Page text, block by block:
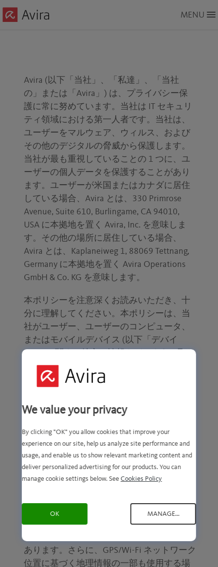
to
MENU
Avira (以下「当社」、「私達」、「当社
の」または「Avira」) は、プライバシー保
護に常に努めています。当社は IT セキュリ
ティ領域における第一人者です。当社は、
ユーザーをマルウェア、ウィルス、および
その他のデジタルの脅威から保護します。
当社が最も重視していることの 1 つに、ユ
ーザーの個人データを保護することがあり
ます。ユーザーが米国またはカナダに居住
している場合、Avira とは、330 Primrose
Avenue, Suite 610, Burlingame, CA 94010,
USA に本拠地を置く Avira, Inc. を意味しま
す。その他の場所に居住している場合、
Avira とは、Kaplaneiweg 1, 88069 Tettnang,
Germany に本拠地を置く Avira Operations
GmbH & Co. KG を意味します。
本ポリシーを注意深くお読みいただき、十
分に理解してください。本ポリシーは、当
社がユーザー、ユーザーのコンピュータ、
またはモバイルデバイス (以下「デバイ
ス」) に関する特定の情報をどのように取り
扱うかについて説明します。この情報に
は、個人情報 (以下「PII」) と呼ばれるもの
部として、ユーザーの名前、住所、電話番
号、メール アドレス、およびクレジット カ
ード情報があります。ユーザーのデバイス
について当社が使用する情報には、デバイ
スの ID 番号、IP アドレス、位置、コンテン
ツ、言語設定、IMEI コードが含まれます。
当社はまた、デバイスのブランド、モデ
ル、オペレーティング システムのバージョ
ン、電話番号、SIM 番号、ネットワーク プ
あります。さらに、GPS/Wi-Fi ネットワーク
位置に基づく地理情報の一部も使用する場
We value your privacy
By clicking "OK" you allow cookies that improve your
experience on our site, help us analyze site performance and
usage, and enable us to show relevant marketing content and
deliver personalized advertising for our products. You can
manage cookie settings below. See Cookies Policy
OK MANAGE...